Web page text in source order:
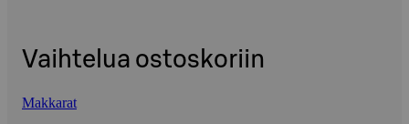
Vaihtelua ostoskoriin
Makkarat